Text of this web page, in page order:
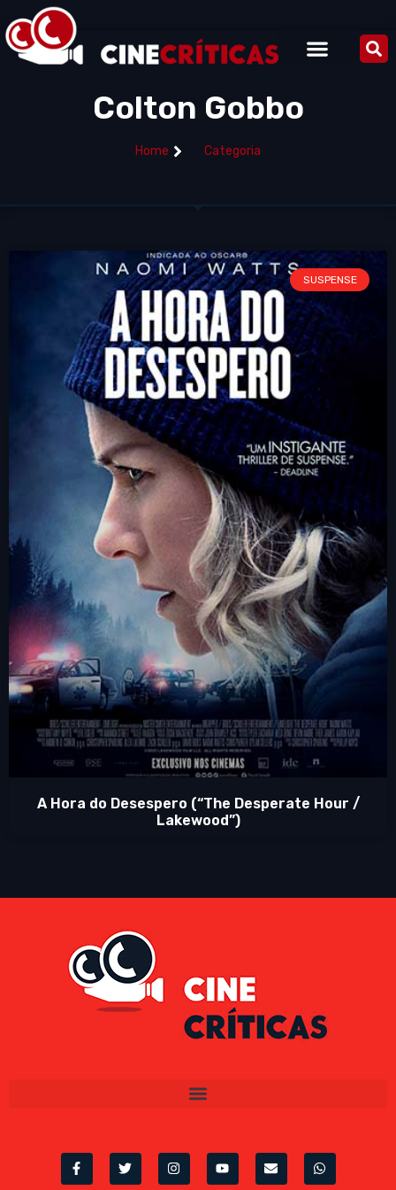
Colton Gobbo
Home Categoria
SUSPENSE
A Hora do Desespero (“The Desperate Hour /
Lakewood”)